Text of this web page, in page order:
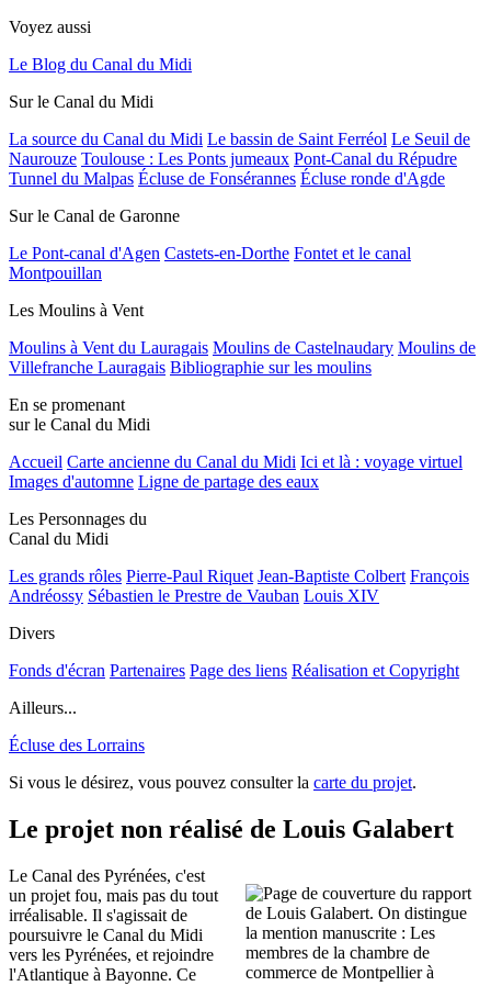
Voyez aussi
Le Blog du Canal du Midi
Sur le Canal du Midi
La source du Canal du Midi Le bassin de Saint Ferréol Le Seuil de
Naurouze Toulouse : Les Ponts jumeaux Pont-Canal du Répudre
Tunnel du Malpas Écluse de Fonsérannes Écluse ronde d'Agde
Sur le Canal de Garonne
Le Pont-canal d'Agen Castets-en-Dorthe Fontet et le canal
Montpouillan
Les Moulins à Vent
Moulins à Vent du Lauragais Moulins de Castelnaudary Moulins de
Villefranche Lauragais Bibliographie sur les moulins
En se promenant
sur le Canal du Midi
Accueil Carte ancienne du Canal du Midi Ici et là : voyage virtuel
Images d'automne Ligne de partage des eaux
Les Personnages du
Canal du Midi
Les grands rôles Pierre-Paul Riquet Jean-Baptiste Colbert François
Andréossy Sébastien le Prestre de Vauban Louis XIV
Divers
Fonds d'écran Partenaires Page des liens Réalisation et Copyright
Ailleurs...
Écluse des Lorrains
Si vous le désirez, vous pouvez consulter la carte du projet.
Le projet non réalisé de Louis Galabert
Le Canal des Pyrénées, c'est
un projet fou, mais pas du tout
irréalisable. Il s'agissait de
poursuivre le Canal du Midi
vers les Pyrénées, et rejoindre
l'Atlantique à Bayonne. Ce